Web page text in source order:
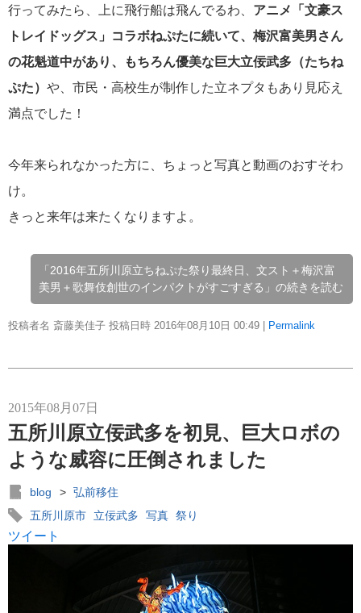
行ってみたら、上に飛行船は飛んでるわ、 アニメ「文豪ス
トレイドッグス」コラボねぷたに続いて、梅沢富美男さん
の花魁道中があり、もちろん優美な巨大立佞武多（たちね
ぷた） や、市民・高校生が制作した立ネプタもあり見応え
満点でした！
今年来られなかった方に、ちょっと写真と動画のおすそわ
け。
きっと来年は来たくなりますよ。
「2016年五所川原立ちねぷた祭り最終日、文スト＋梅沢富
美男＋歌舞伎創世のインパクトがすごすぎる」の続きを読む
投稿者名 斎藤美佳子 投稿日時 2016年08月10日 00:49 | Permalink
2015年08月07日
五所川原立佞武多を初見、巨大ロボの
ような威容に圧倒されました
blog > 弘前移住
五所川原市
立佞武多 写真 祭り
ツイート